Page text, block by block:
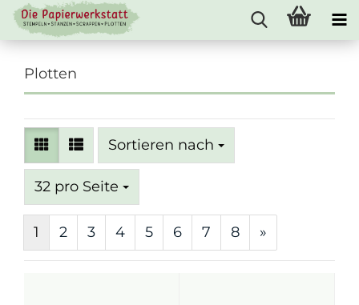
Plotten
Sortieren nach
Sortieren nach
32 pro Seite
pro Seite
1 2 3 4 5 6 7 8 »